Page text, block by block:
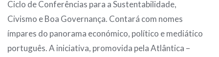
Ciclo de Conferências para a Sustentabilidade,
Civismo e Boa Governança. Contará com nomes
ímpares do panorama económico, político e mediático
português. A iniciativa, promovida pela Atlântica –